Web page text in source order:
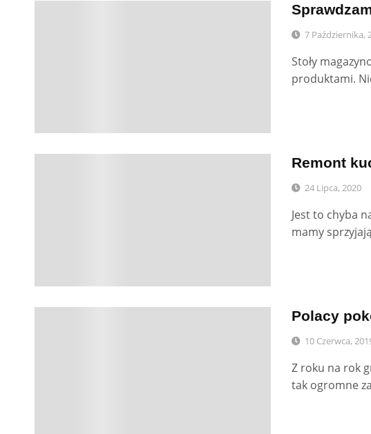
7 Października,
Stoły
produktami.
Remont
24 Lipca, 2020
Jest to chyba
mamy
Polacy
10 Czerwca,
Z roku na rok
tak ogromne